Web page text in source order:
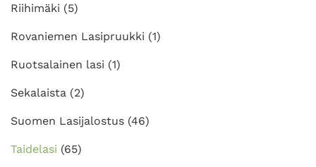
Riihimäki (5)
Rovaniemen Lasipruukki (1)
Ruotsalainen lasi (1)
Sekalaista (2)
Suomen Lasijalostus (46)
Taidelasi (65)